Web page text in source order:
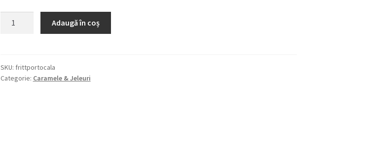
CU
AROMĂ
Adaugă în coș
SKU: frittportocala
Categorie: Caramele & Jeleuri